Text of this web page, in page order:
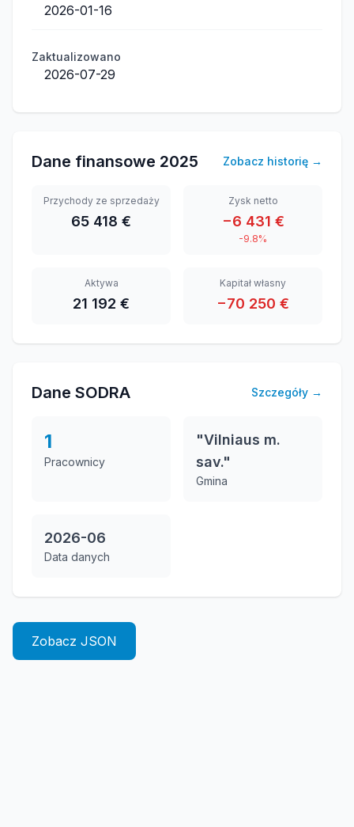
2026-01-16
Zaktualizowano
2026-07-29
Dane finansowe 2025 Zobacz historię →
Przychody ze sprzedaży
65 418 €
Zysk netto
−6 431 €
-9.8%
Aktywa
21 192 €
Kapitał własny
−70 250 €
Dane SODRA Szczegóły →
1
Pracownicy
"Vilniaus m.
sav."
Gmina
2026-06
Data danych
Zobacz JSON